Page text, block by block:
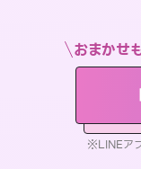
おまかせ
※LINEア